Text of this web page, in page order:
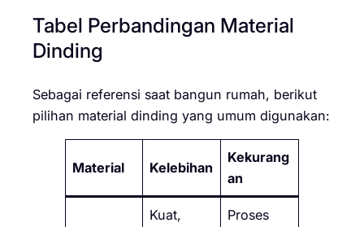
Tabel Perbandingan Material
Dinding
Sebagai referensi saat bangun rumah, berikut
pilihan material dinding yang umum digunakan:
Material Kelebihan
Kekurang
an
Kuat,
Proses